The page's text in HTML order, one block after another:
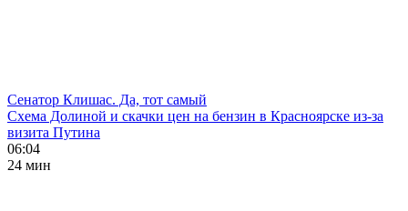
Сенатор Клишас. Да, тот самый
Схема Долиной и скачки цен на бензин в Красноярске из-за
визита Путина
06:04
24 мин